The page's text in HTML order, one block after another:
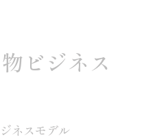
ビジネス
ネスモデル